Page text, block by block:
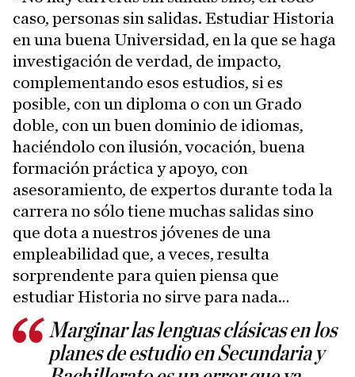
caso, personas sin salidas. Estudiar Historia
en una buena Universidad, en la que se haga
investigación de verdad, de impacto,
complementando esos estudios, si es
posible, con un diploma o con un Grado
doble, con un buen dominio de idiomas,
haciéndolo con ilusión, vocación, buena
formación práctica y apoyo, con
asesoramiento, de expertos durante toda la
carrera no sólo tiene muchas salidas sino
que dota a nuestros jóvenes de una
empleabilidad que, a veces, resulta
sorprendente para quien piensa que
estudiar Historia no sirve para nada…
Marginar las lenguas clásicas en los
planes de estudio en Secundaria y